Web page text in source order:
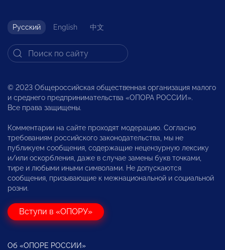
Русский English 中文
© 2023 Общероссийская общественная организация малого
и среднего предпринимательства «ОПОРА РОССИИ».
Все права защищены.
Комментарии на сайте проходят модерацию. Согласно
требованиям российского законодательства, мы не
публикуем сообщения, содержащие нецензурную лексику
и/или оскорбления, даже в случае замены букв точками,
тире и любыми иными символами. Не допускаются
сообщения, призывающие к межнациональной и социальной
розни.
Вступи в «ОПОРУ»
Об «ОПОРЕ РОССИИ»